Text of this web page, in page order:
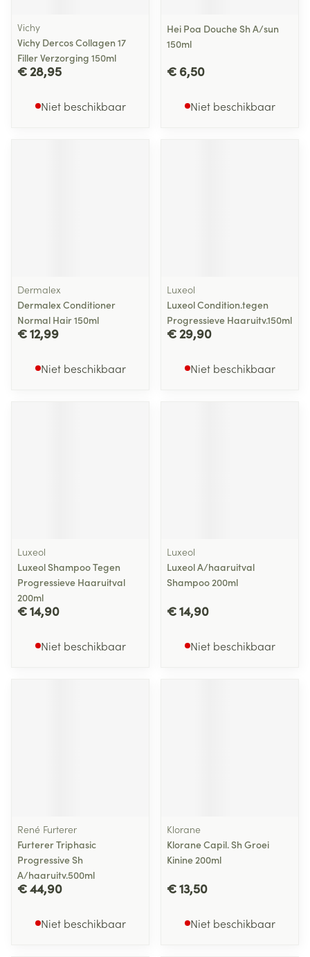
Vichy
Vichy Dercos Collagen 17
Filler Verzorging 150ml
€ 28,95
Niet beschikbaar
Hei Poa Douche Sh A/sun
150ml
€ 6,50
Niet beschikbaar
Dermalex
Dermalex Conditioner
Normal Hair 150ml
€ 12,99
Niet beschikbaar
Luxeol
Luxeol Condition.tegen
Progressieve Haaruitv.150ml
€ 29,90
Niet beschikbaar
Luxeol
Luxeol Shampoo Tegen
Progressieve Haaruitval
200ml
€ 14,90
Niet beschikbaar
Luxeol
Luxeol A/haaruitval
Shampoo 200ml
€ 14,90
Niet beschikbaar
René Furterer
Furterer Triphasic
Progressive Sh
A/haaruitv.500ml
€ 44,90
Niet beschikbaar
Klorane
Klorane Capil. Sh Groei
Kinine 200ml
€ 13,50
Niet beschikbaar